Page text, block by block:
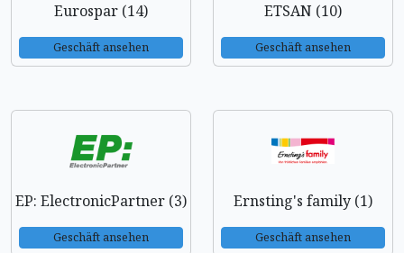
Eurospar (14)
Geschäft ansehen
ETSAN (10)
Geschäft ansehen
EP: ElectronicPartner (3)
Geschäft ansehen
Ernsting's family (1)
Geschäft ansehen